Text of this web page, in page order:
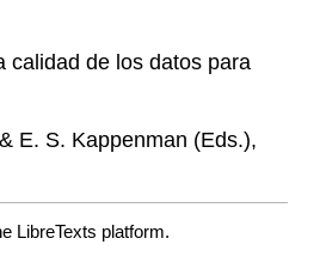
calidad de los datos para
E. S. Kappenman (Eds.),
LibreTexts platform.